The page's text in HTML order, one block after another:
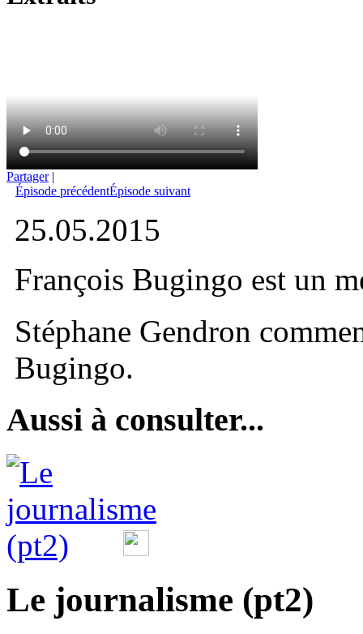
Partager |
Épisode précédentÉpisode suivant
25.05.2015
François Bugingo est un
Stéphane Gendron
Bugingo.
Aussi à consulter...
Le journalisme (pt2)